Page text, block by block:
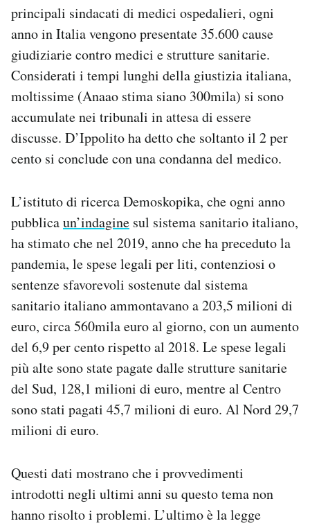
principali sindacati di medici ospedalieri, ogni
anno in Italia vengono presentate 35.600 cause
giudiziarie contro medici e strutture sanitarie.
Considerati i tempi lunghi della giustizia italiana,
moltissime (Anaao stima siano 300mila) si sono
accumulate nei tribunali in attesa di essere
discusse. D’Ippolito ha detto che soltanto il 2 per
cento si conclude con una condanna del medico.
L’istituto di ricerca Demoskopika, che ogni anno
pubblicaun’indagine sul sistema sanitario italiano,
ha stimato che nel 2019, anno che ha preceduto la
pandemia, le spese legali per liti, contenziosi o
sentenze sfavorevoli sostenute dal sistema
sanitario italiano ammontavano a 203,5 milioni di
euro, circa 560mila euro al giorno, con un aumento
del 6,9 per cento rispetto al 2018. Le spese legali
più alte sono state pagate dalle strutture sanitarie
del Sud, 128,1 milioni di euro, mentre al Centro
sono stati pagati 45,7 milioni di euro. Al Nord 29,7
milioni di euro.
Questi dati mostrano che i provvedimenti
introdotti negli ultimi anni su questo tema non
hanno risolto i problemi. L’ultimo è la legge